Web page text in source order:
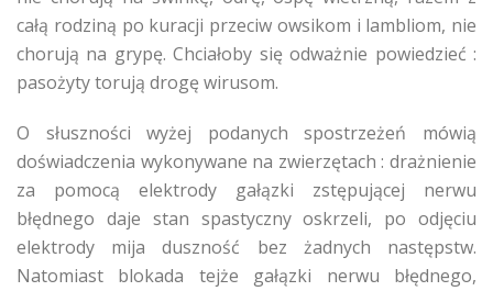
całą rodziną po kuracji przeciw owsikom i lambliom, nie
chorują na grypę. Chciałoby się odważnie powiedzieć :
pasożyty torują drogę wirusom.
O słuszności wyżej podanych spostrzeżeń mówią
doświadczenia wykonywane na zwierzętach : drażnienie
za pomocą elektrody gałązki zstępującej nerwu
błędnego daje stan spastyczny oskrzeli, po odjęciu
elektrody mija duszność bez żadnych następstw.
Natomiast blokada tejże gałązki nerwu błędnego,